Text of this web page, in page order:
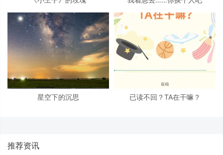
星空下的沉思 已读不回？TA在干嘛？
推荐资讯